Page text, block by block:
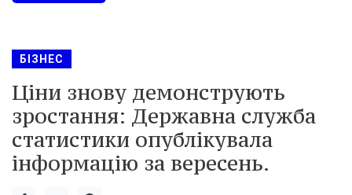
БІЗНЕС
Ціни знову демонструють
зростання: Державна служба
статистики опублікувала
інформацію за вересень.